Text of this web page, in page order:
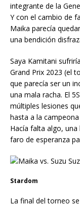
integrante de la
Y con el cambio de
Maika parecía
una bendición
Saya Kamitani
Grand Prix 2023 (el
que parecía ser un
una mala racha. El
múltiples lesiones
hasta a la
Hacía falta algo,
faro de esperanza
Stardom
La final del torneo